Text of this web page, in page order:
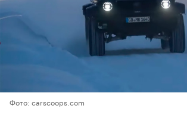
Фото: carscoops.com